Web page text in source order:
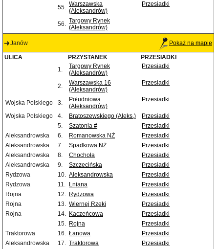
55. Warszawska
(Aleksandrów)
Przesiadki
56. Targowy Rynek
(Aleksandrów)
Janów Pokaż na mapie
ULICA PRZYSTANEK
PRZESIADKI
1.
Targowy Rynek
(Aleksandrów)
Przesiadki
2.
Warszawska 16
(Aleksandrów)
Przesiadki
Wojska Polskiego 3.
Południowa
(Aleksandrów)
Przesiadki
Wojska Polskiego 4. Bratoszewskiego (Aleks.)
Przesiadki
5.
Szatonia #
Przesiadki
Aleksandrowska
6. Romanowska NŻ
Przesiadki
Aleksandrowska
7. Spadkowa NŻ
Przesiadki
Aleksandrowska
8. Chochoła
Przesiadki
Aleksandrowska
9. Szczecińska
Przesiadki
Rydzowa
10. Aleksandrowska
Przesiadki
Rydzowa
11. Lniana
Przesiadki
Rojna
12. Rydzowa
Przesiadki
Rojna
13. Wiernej Rzeki
Przesiadki
Rojna
14. Kaczeńcowa
Przesiadki
15. Rojna
Przesiadki
Traktorowa
16. Łanowa
Przesiadki
Aleksandrowska
17. Traktorowa
Przesiadki